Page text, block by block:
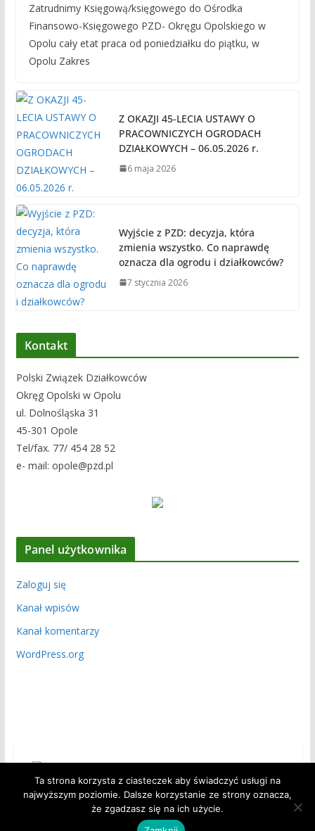
Zatrudnimy Księgową/księgowego do Ośrodka
Finansowo-Księgowego PZD- Okręgu Opolskiego w
Opolu cały etat praca od poniedziałku do piątku, w
Opolu Zakres
Z OKAZJI 45-LECIA USTAWY O
PRACOWNICZYCH OGRODACH
DZIAŁKOWYCH – 06.05.2026 r.
6 maja 2026
Wyjście z PZD: decyzja, która
zmienia wszystko. Co naprawdę
oznacza dla ogrodu i działkowców?
7 stycznia 2026
Kontakt
Polski Związek Działkowców
Okręg Opolski w Opolu
ul. Dolnośląska 31
45-301 Opole
Tel/fax. 77/ 454 28 52
e- mail: opole@pzd.pl
Panel użytkownika
Zaloguj się
Kanał wpisów
Kanał komentarzy
WordPress.org
Copyright © 2026Polski Związek Działkowców – Okręg
Ta strona korzysta z ciasteczek aby świadczyć usługi na
najwyższym poziomie. Dalsze korzystanie ze strony oznacza,
że zgadzasz się na ich użycie.